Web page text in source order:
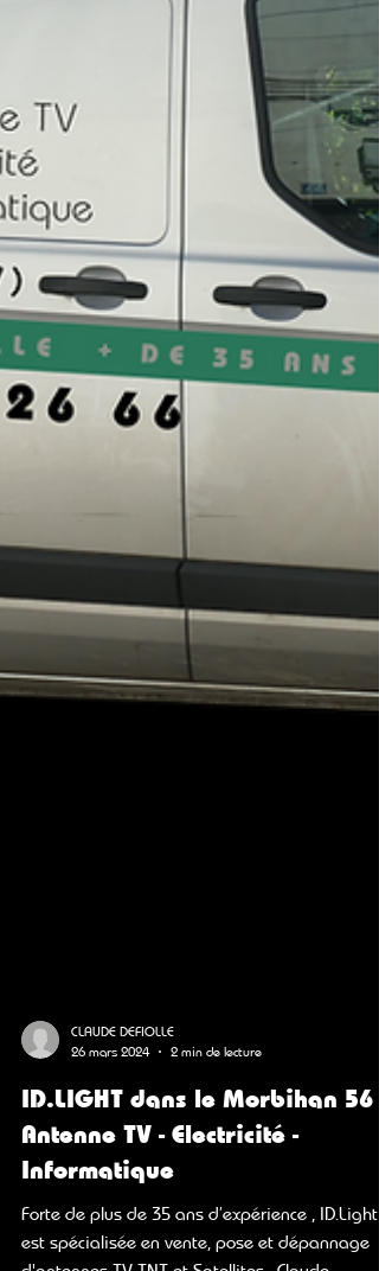
CLAUDE DEFIOLLE
ID.LIGHT dans le Morbihan 56 -
Antenne TV - Electricité -